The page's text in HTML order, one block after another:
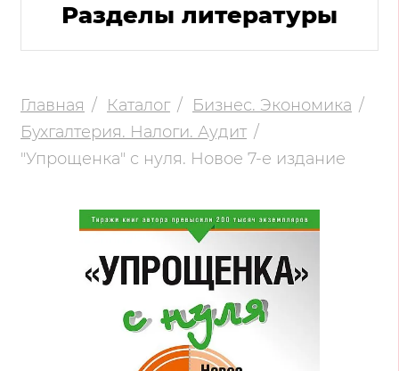
Разделы литературы
Главная Каталог
Бизнес. Экономика
Бухгалтерия. Налоги. Аудит
"Упрощенка" с нуля. Новое 7-е издание